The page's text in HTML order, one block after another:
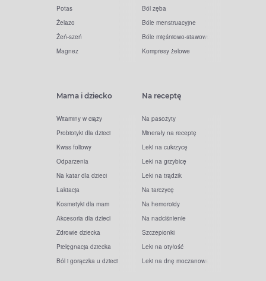
Potas
Żelazo
Żeń-szeń
Magnez
Ból zęba
Bóle menstruacyjne
Bóle mięśniowo-stawowe
Kompresy żelowe
Mama i dziecko
Witaminy w ciąży
Probiotyki dla dzieci
Kwas foliowy
Odparzenia
Na katar dla dzieci
Laktacja
Kosmetyki dla mam
Akcesoria dla dzieci
Zdrowie dziecka
Pielęgnacja dziecka
Ból i gorączka u dzieci
Na receptę
Na pasożyty
Minerały na receptę
Leki na cukrzycę
Leki na grzybicę
Leki na trądzik
Na tarczycę
Na hemoroidy
Na nadciśnienie
Szczepionki
Leki na otyłość
Leki na dnę moczanową